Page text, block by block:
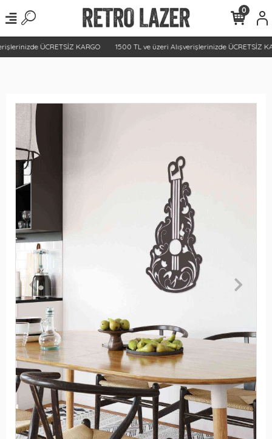
ÜCRETSİZ KARGO 1500 TL ve üzeri Alışverişlerinizde ÜCRETSİZ
0